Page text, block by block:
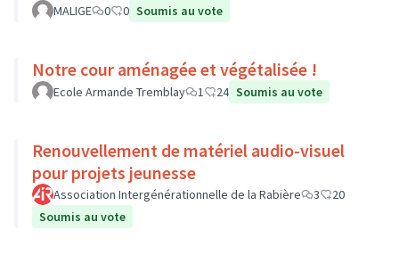
MALIGE 0 0 Soumis au vote
Notre cour aménagée et végétalisée !
Ecole Armande Tremblay 1 24 Soumis au vote
Renouvellement de matériel audio-visuel
pour projets jeunesse
Association Intergénérationnelle de la Rabière 3
20
Soumis au vote